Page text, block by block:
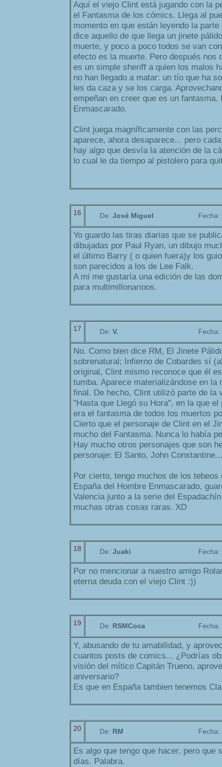
Aquí el viejo Clint está jugando con la
el Fantasma de los cómics. Llega al
momento en que están leyendo la
dice aquello de que llega un jinete
muerte, y poco a poco todos se van
efecto es la muerte. Pero después nos
es un simple sheriff a quien los malos
no han llegado a matar: un tío que ha
les da caza y se los carga.
empeñan en creer que es un fantasma.
Enmascarado.
Clint juega magníficamente con las
aparece, ahora desaparece... pero
hay algo que desvía la atención de la
lo cual le da tiempo al pistolero para
16 De: José Miguel Fecha:
Yo guardo las tiras diarias que se
dibujadas por Paul Ryan, un dibujo
el último Barry ( o quien fuera)y los
son parecidos a los de Lee Falk.
A mi me gustaría una edición de las
para multimillonarioos.
17 De: V. Fecha:
No. Como bien dice RM, El Jinete
sobrenatural; Infierno de Cobardes sí
original, Clint mismo reconoce que él
tumba. Aparece materializándose en la
final. De hecho, Clint utilizó parte de la
"Hasta que Llegó su Hora", en la que
era el fantasma de todos los muertos
Cierto que el personaje de Clint en el
mucho del Fantasma. Nunca lo había
Hay mucho otros personajes que son
personaje: El Santo, John Constantine...
Por cierto, tengo muchos de los
España del Hombre Enmascarado,
Valencia junto a la serie del
muchas otras cosas raras. XD
18 De: Juaki Fecha:
Por no mencionar a nuestro amigo
eterna deuda con el viejo Clint :))
19 De: RSMCoca Fecha:
Y, abusando de tu amabilidad, y
cuantos posts de comics... ¿Podrías
visión del mítico Capitán Trueno,
aniversario?
Es que en España tambien tenemos
20 De: RM Fecha:
Es algo que tengo que hacer, pero que
días. Palabra.